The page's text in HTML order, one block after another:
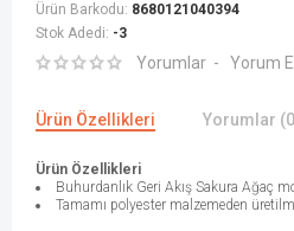
Ürün Barkodu: 8680121040394
Stok Adedi: -3
Yorumlar Yorum
Ürün Özellikleri Yorumlar
Ürün Özellikleri
Buhurdanlık Geri Akış Sakura Ağaç
Tamamı polyester malzemeden